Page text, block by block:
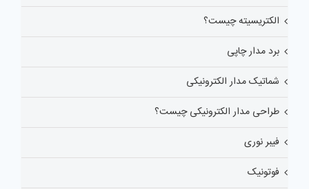
الکتریسیته چیست؟
برد مدار چاپی
شماتیک مدار الکترونیکی
طراحی مدار الکترونیکی چیست؟
فیبر نوری
فوتونیک